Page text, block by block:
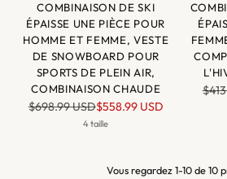
COMBINAISON DE SKI
ÉPAISSE UNE PIÈCE POUR
HOMME ET FEMME, VESTE
DE SNOWBOARD POUR
SPORTS DE PLEIN AIR,
COMBINAISON CHAUDE
Prix
normal
$698.99 USD$558.99 USD
4 taille
Vous regardez 1-10 de 10